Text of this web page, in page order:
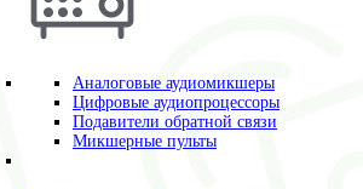
Аналоговые аудиомикшеры
Цифровые аудиопроцессоры
Подавители обратной связи
Микшерные пульты